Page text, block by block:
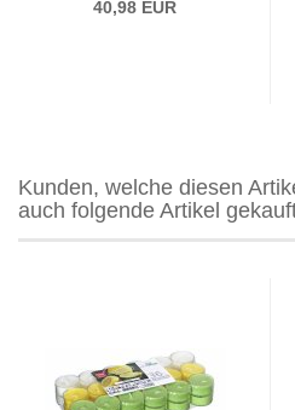
40,98 EUR
Kunden, welche diesen
auch folgende Artikel